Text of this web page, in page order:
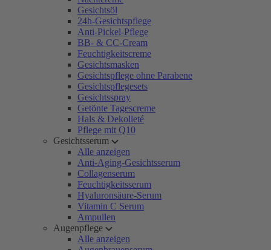
Gesichtsöl
24h-Gesichtspflege
Anti-Pickel-Pflege
BB- & CC-Cream
Feuchtigkeitscreme
Gesichtsmasken
Gesichtspflege ohne Parabene
Gesichtspflegesets
Gesichtsspray
Getönte Tagescreme
Hals & Dekolleté
Pflege mit Q10
Gesichtsserum
Alle anzeigen
Anti-Aging-Gesichtsserum
Collagenserum
Feuchtigkeitsserum
Hyaluronsäure-Serum
Vitamin C Serum
Ampullen
Augenpflege
Alle anzeigen